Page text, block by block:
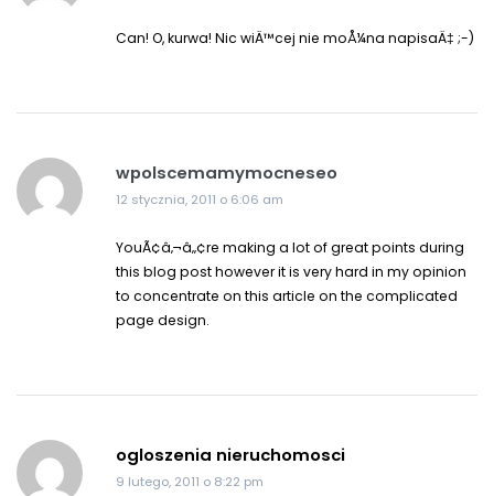
Can! O, kurwa! Nic wiÄ™cej nie moÅ¼na napisaÄ‡ ;-)
wpolscemamymocneseo
12 stycznia, 2011 o 6:06 am
YouÃ¢â‚¬â„¢re making a lot of great points during
this blog post however it is very hard in my opinion
to concentrate on this article on the complicated
page design.
ogloszenia nieruchomosci
9 lutego, 2011 o 8:22 pm